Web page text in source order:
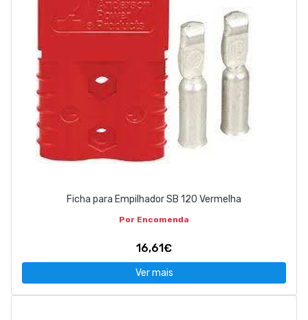
263 710 898 geral@luxivo.pt
Ficha para Empilhador SB 120 Vermelha
Por Encomenda
16,61€
Ver mais